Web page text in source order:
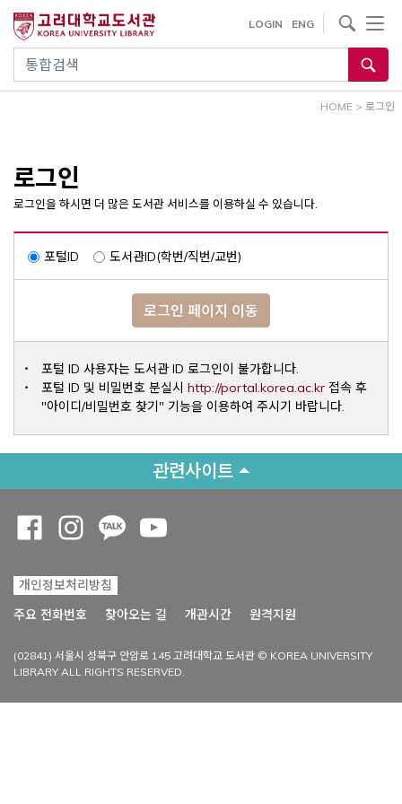
건
통합검색
LOGIN ENG
사이트내 검색
HOME > 로그인
로그인
로그인을 하시면 더 많은 도서관 서비스를 이용하실 수 있습니다.
포털ID 도서관ID(학번/직번/교번)
로그인 페이지 이동
포털 ID 사용자는 도서관 ID 로그인이 불가합니다.
포털 ID 및 비밀번호 분실시 http://portal.korea.ac.krOpens a
접속 후
"아이디/비밀번호 찾기" 기능을 이용하여 주시기 바랍니다.
관련사이트
개인정보처리방침
주요 전화번호
찾아오는 길 개관시간 원격지원
(02841) 서울시 성북구 안암로 145 고려대학교 도서관 © KOREA UNIVERSITY
LIBRARY ALL RIGHTS RESERVED.
Opens a new window
Opens a new window
Opens a new window